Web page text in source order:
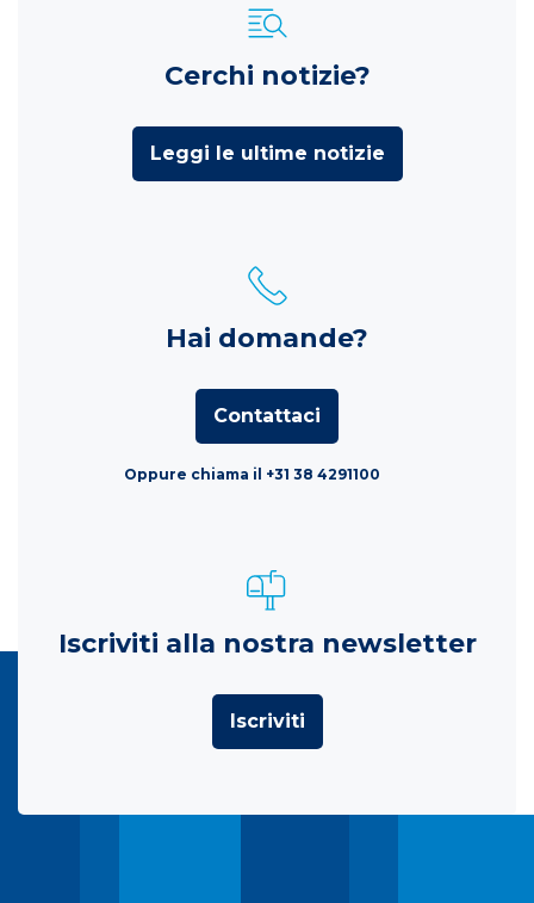
Cerchi notizie?
Leggi le ultime notizie
Hai domande?
Contattaci
Oppure chiama il +31 38 4291100
Iscriviti alla nostra newsletter
Iscriviti